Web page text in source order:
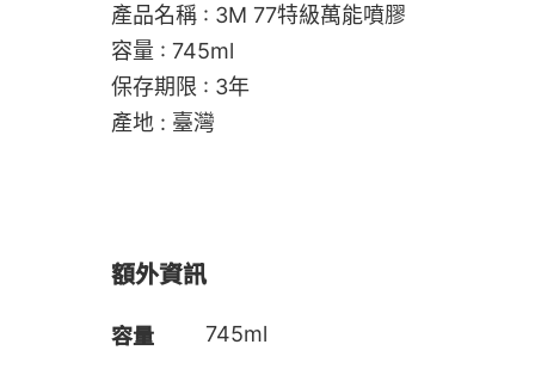
產品名稱 : 3M 77特級萬能噴膠
容量 : 745ml
保存期限 : 3年
產地 : 臺灣
額外資訊
容量 745ml